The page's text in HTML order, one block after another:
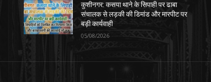
कुशीनगर: कसया थाने के सिपाही पर ढाबा
संचालक से लड़की की डिमांड और मारपीट पर
बड़ी कार्यवाही
05/08/2026